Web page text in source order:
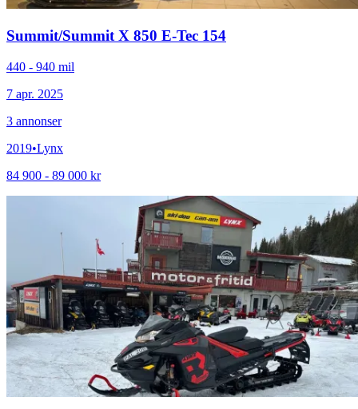
Summit/Summit X 850 E-Tec 154
440 - 940 mil
7 apr. 2025
3 annonser
2019•Lynx
84 900 - 89 000 kr